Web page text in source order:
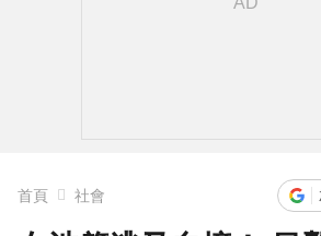
首頁 社會